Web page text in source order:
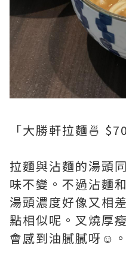
「大勝軒拉麵🍜 $70
拉麵與沾麵的湯頭
味不變。不過沾麵
湯頭濃度好像又相
點相似呢。叉燒厚
會感到油膩膩呀☺️。